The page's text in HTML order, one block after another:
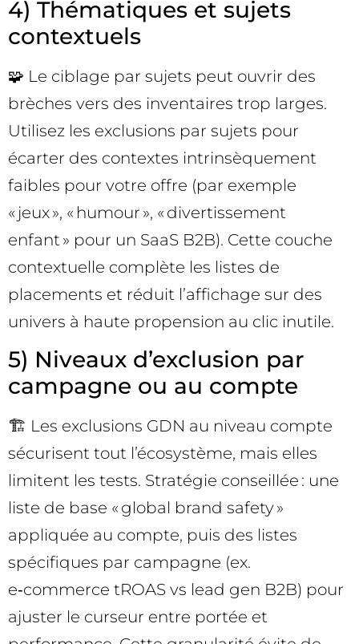
4) Thématiques et sujets
contextuels
🧩 Le ciblage par sujets peut ouvrir des
brèches vers des inventaires trop larges.
Utilisez les exclusions par sujets pour
écarter des contextes intrinsèquement
faibles pour votre offre (par exemple
« jeux », « humour », « divertissement
enfant » pour un SaaS B2B). Cette couche
contextuelle complète les listes de
placements et réduit l’affichage sur des
univers à haute propension au clic inutile.
5) Niveaux d’exclusion par
campagne ou au compte
🏗️ Les exclusions GDN au niveau compte
sécurisent tout l’écosystème, mais elles
limitent les tests. Stratégie conseillée : une
liste de base « global brand safety »
appliquée au compte, puis des listes
spécifiques par campagne (ex.
e‑commerce tROAS vs lead gen B2B) pour
ajuster le curseur entre portée et